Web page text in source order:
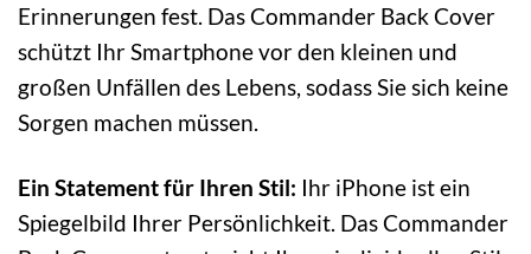
Erinnerungen fest. Das Commander Back Cover
schützt Ihr Smartphone vor den kleinen und
großen Unfällen des Lebens, sodass Sie sich keine
Sorgen machen müssen.
Ein Statement für Ihren Stil: Ihr iPhone ist ein
Spiegelbild Ihrer Persönlichkeit. Das Commander